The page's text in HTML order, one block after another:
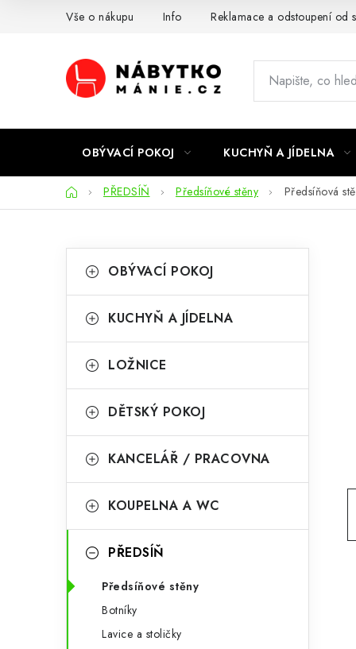
Vše o nákupu Info Reklamace a odstoupení od
OBÝVACÍ POKOJ KUCHYŇ A JÍDELNA
DomůPŘEDSÍŇ Předsíňové stěny Předsíňová
o
t
r
n
n
p
n
kategorie
a
e
o
i
OBÝVACÍ POKOJ
KUCHYŇ A JÍDELNA
LOŽNICE
DĚTSKÝ POKOJ
KANCELÁŘ / PRACOVNA
KOUPELNA A WC
PŘEDSÍŇ
Předsíňové stěny
Botníky
Lavice a stoličky